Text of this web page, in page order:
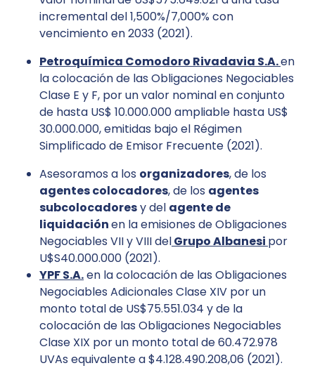
incremental del 1,500%/7,000% con
vencimiento en 2033 (2021).
Petroquímica Comodoro Rivadavia S.A.en
la colocación de las Obligaciones Negociables
Clase E y F, por un valor nominal en conjunto
de hasta US$ 10.000.000 ampliable hasta US$
30.000.000, emitidas bajo el Régimen
Simplificado de Emisor Frecuente (2021).
Asesoramos a los organizadores, de los
agentes colocadores, de los agentes
subcolocadoresy del agente de
liquidaciónen la emisiones de Obligaciones
Negociables VII y VIII delGrupo Albanesi por
U$S40.000.000 (2021).
YPF S.A.en la colocación de las Obligaciones
Negociables Adicionales Clase XIV por un
monto total de US$75.551.034 y de la
colocación de las Obligaciones Negociables
Clase XIX por un monto total de 60.472.978
UVAs equivalente a $4.128.490.208,06 (2021).